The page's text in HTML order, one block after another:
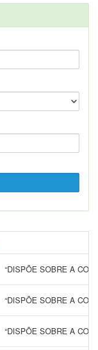
“DISPÕE SOBRE A
“DISPÕE SOBRE A
“DISPÕE SOBRE A